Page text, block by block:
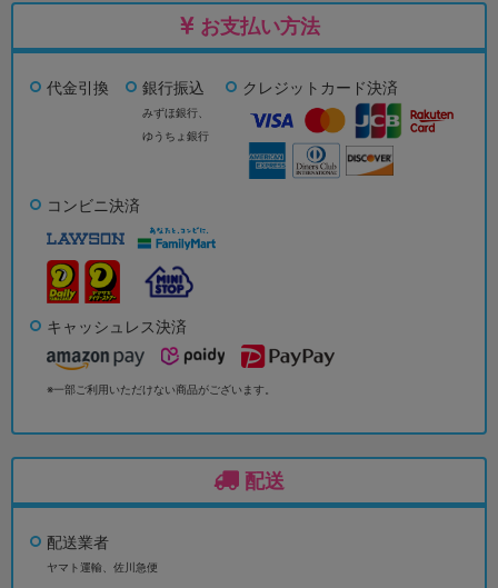
お支払い方法
代金引換 銀行振込
みずほ銀行、
ゆうちょ銀行
クレジットカード決済
コンビニ決済
キャッシュレス決済
※一部ご利用いただけない商品がございます。
配送
配送業者
ヤマト運輸、佐川急便